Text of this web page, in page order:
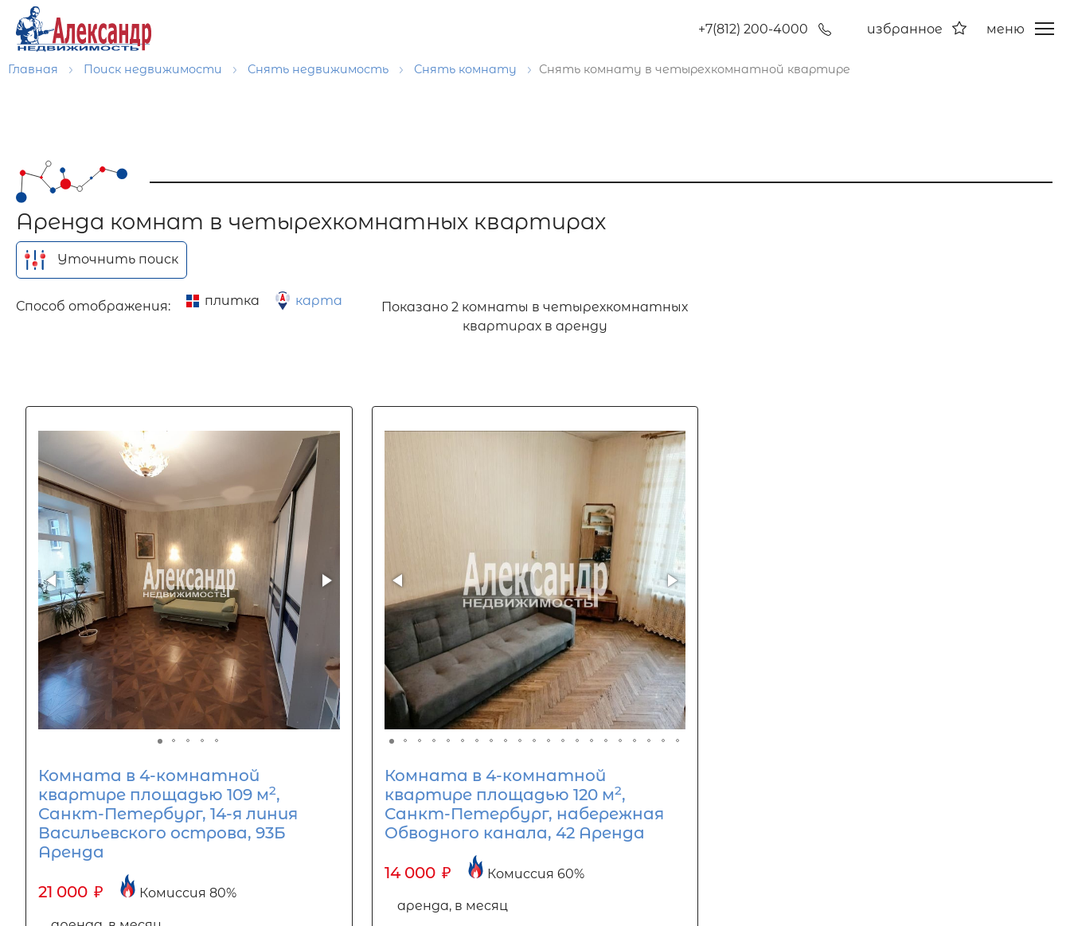
+7(812) 200-4000 избранное меню
Главная Поиск недвижимости Снять недвижимость Снять комнату Снять комнату в четырехкомнатной квартире
Аренда комнат в четырехкомнатных квартирах
Уточнить поиск
Способ отображения: плитка карта Показано2 комнаты в четырехкомнатных
квартирах в аренду
Комната в 4-комнатной
квартире площадью 109 м2,
Санкт-Петербург, 14-я линия
Васильевского острова, 93Б
Аренда
21 000 ₽ Комиссия 80%
Комната в 4-комнатной
квартире площадью 120 м2,
Санкт-Петербург, набережная
Обводного канала, 42 Аренда
14 000 ₽ Комиссия 60%
аренда, в месяц